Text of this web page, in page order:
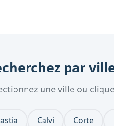
par
une ville ou
Calvi Corte